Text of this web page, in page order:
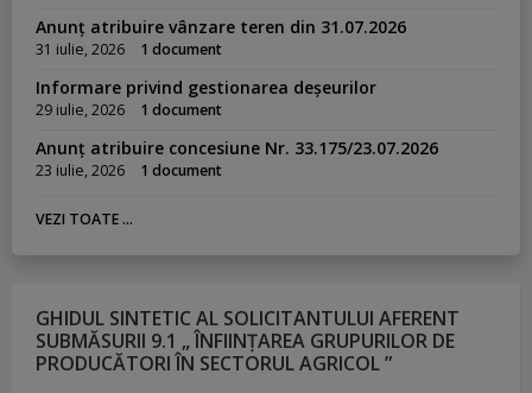
Anunț atribuire vânzare teren din 31.07.2026
31 iulie, 2026 1 document
Informare privind gestionarea deșeurilor
29 iulie, 2026 1 document
Anunț atribuire concesiune Nr. 33.175/23.07.2026
23 iulie, 2026 1 document
VEZI TOATE ...
GHIDUL SINTETIC AL SOLICITANTULUI AFERENT
SUBMĂSURII 9.1 „ ÎNFIINȚAREA GRUPURILOR DE
PRODUCĂTORI ÎN SECTORUL AGRICOL ”